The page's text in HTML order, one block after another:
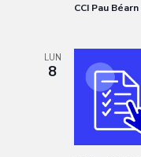
CCI Pau Béarn
LUN
8